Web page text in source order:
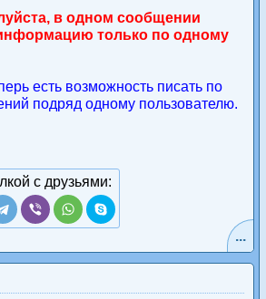
в одном сообщении
только по одному
есть возможность писать по
подряд одному пользователю.
с друзьями:
...